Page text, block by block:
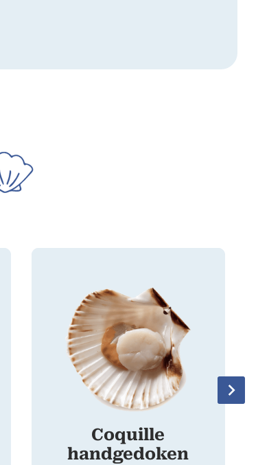
Coquille
handgedoken